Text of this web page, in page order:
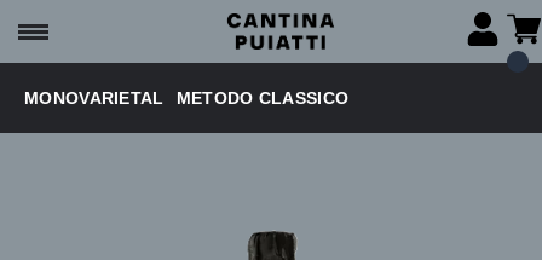
MONOVARIETAL METODO CLASSICO